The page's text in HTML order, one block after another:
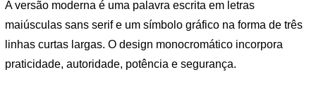
A versão moderna é uma palavra escrita em letras
maiúsculas sans serif e um símbolo gráfico na forma de três
linhas curtas largas. O design monocromático incorpora
praticidade, autoridade, potência e segurança.